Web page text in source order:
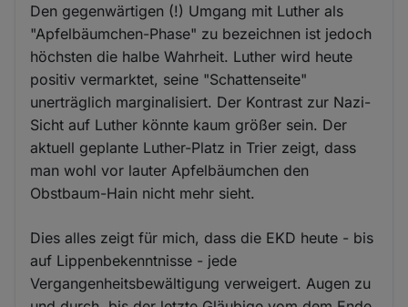
Den gegenwärtigen (!) Umgang mit Luther als
"Apfelbäumchen-Phase" zu bezeichnen ist jedoch
höchsten die halbe Wahrheit. Luther wird heute
positiv vermarktet, seine "Schattenseite"
unerträglich marginalisiert. Der Kontrast zur Nazi-
Sicht auf Luther könnte kaum größer sein. Der
aktuell geplante Luther-Platz in Trier zeigt, dass
man wohl vor lauter Apfelbäumchen den
Obstbaum-Hain nicht mehr sieht.
Dies alles zeigt für mich, dass die EKD heute - bis
auf Lippenbekenntnisse - jede
Vergangenheitsbewältigung verweigert. Augen zu